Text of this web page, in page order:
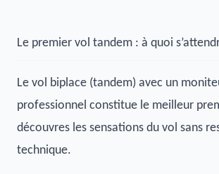
Le premier vol tandem : à quoi
Le vol biplace (tandem) avec un
professionnel constitue le meilleur
découvres les sensations du vol sans
technique.